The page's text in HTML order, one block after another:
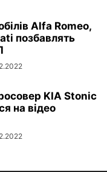
Alfa Romeo,
позбавлять
KIA Stonic
на відео